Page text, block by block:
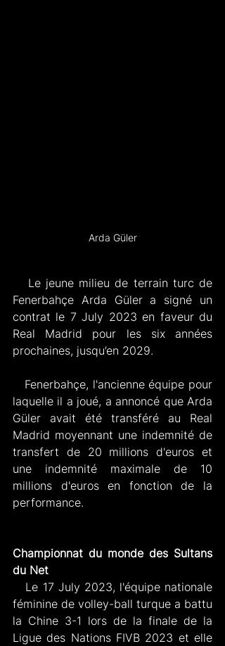
Arda Güler
Fenerbahçe Arda Güler a signé un
contrat le 7 July 2023 en faveur du
Real Madrid pour les six années
prochaines, jusqu’en 2029.
laquelle il a joué, a annoncé que Arda
Güler avait été transféré au Real
Madrid moyennant une indemnité de
transfert de 20 millions d'euros et
une indemnité maximale de 10
millions d'euros en fonction de la
performance.
Championnat du monde des Sultans
du Net
féminine de volley-ball turque a battu
la Chine 3-1 lors de la finale de la
Ligue des Nations FIVB 2023 et elle